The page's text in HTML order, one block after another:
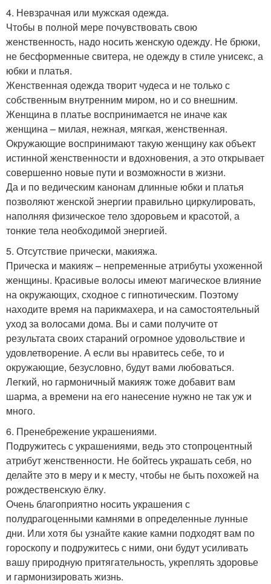
4. Невзрачная или мужская одежда.
Чтобы в полной мере почувствовать свою
женственность, надо носить женскую одежду. Не брюки,
не бесформенные свитера, не одежду в стиле унисекс, а
юбки и платья.
Женственная одежда творит чудеса и не только с
собственным внутренним миром, но и со внешним.
Женщина в платье воспринимается не иначе как
женщина – милая, нежная, мягкая, женственная.
Окружающие воспринимают такую женщину как объект
истинной женственности и вдохновения, а это открывает
совершенно новые пути и возможности в жизни.
Да и по ведическим канонам длинные юбки и платья
позволяют женской энергии правильно циркулировать,
наполняя физическое тело здоровьем и красотой, а
тонкие тела необходимой энергией.
5. Отсутствие прически, макияжа.
Прическа и макияж – непременные атрибуты ухоженной
женщины. Красивые волосы имеют магическое влияние
на окружающих, сходное с гипнотическим. Поэтому
находите время на парикмахера, и на самостоятельный
уход за волосами дома. Вы и сами получите от
результата своих стараний огромное удовольствие и
удовлетворение. А если вы нравитесь себе, то и
окружающие, безусловно, будут вами любоваться.
Легкий, но гармоничный макияж тоже добавит вам
шарма, а времени на его нанесение нужно не так уж и
много.
6. Пренебрежение украшениями.
Подружитесь с украшениями, ведь это стопроцентный
атрибут женственности. Не бойтесь украшать себя, но
делайте это в меру и к месту, чтобы не быть похожей на
рождественскую ёлку.
Очень благоприятно носить украшения с
полудрагоценными камнями в определенные лунные
дни. Или хотя бы узнайте какие камни подходят вам по
гороскопу и подружитесь с ними, они будут усиливать
вашу природную притягательность, укреплять здоровье
и гармонизировать жизнь.